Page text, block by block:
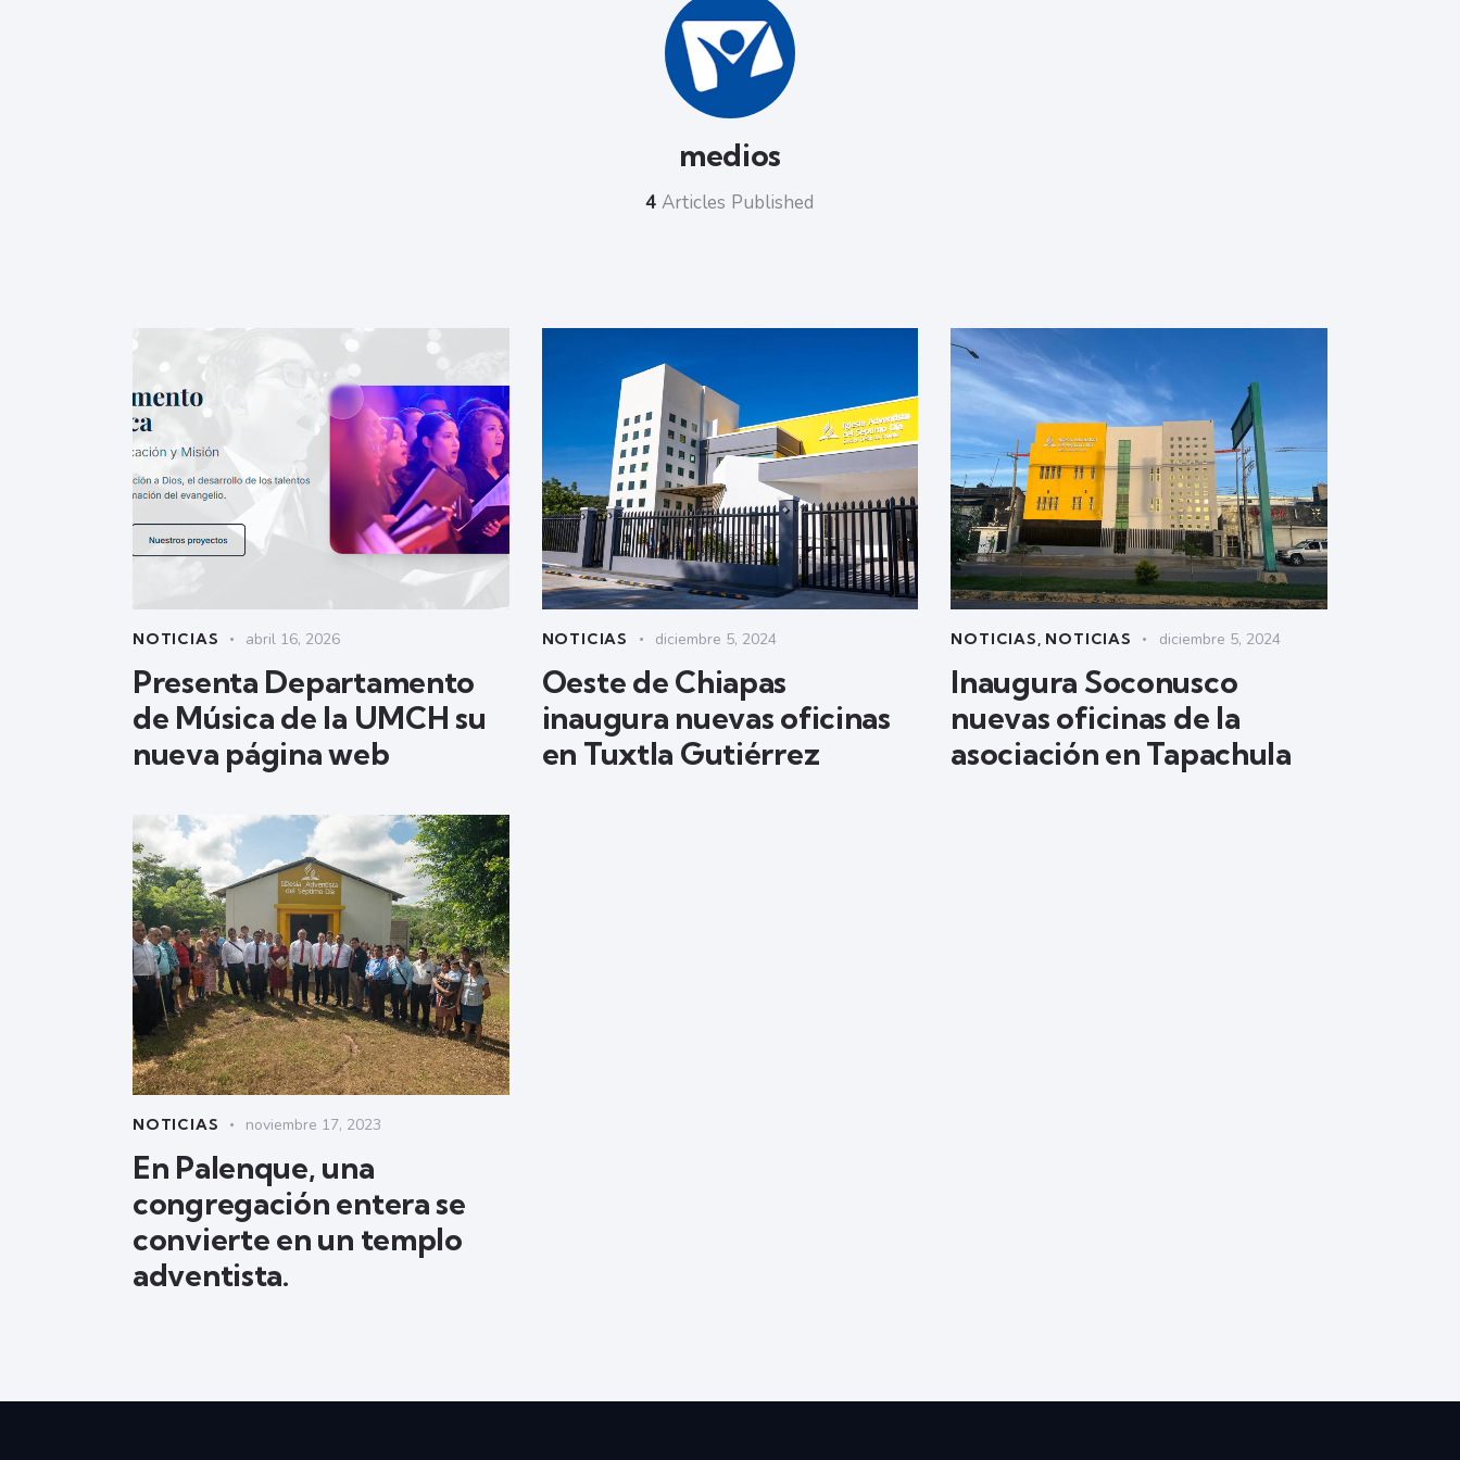
medios
4 Articles Published
NOTICIAS abril 16, 2026
Presenta Departamento
de Música de la UMCH su
nueva página web
NOTICIAS diciembre 5, 2024
Oeste de Chiapas
inaugura nuevas oficinas
en Tuxtla Gutiérrez
NOTICIAS, NOTICIAS diciembre 5, 2024
Inaugura Soconusco
nuevas oficinas de la
asociación en Tapachula
NOTICIAS noviembre 17, 2023
En Palenque, una
congregación entera se
convierte en un templo
adventista.